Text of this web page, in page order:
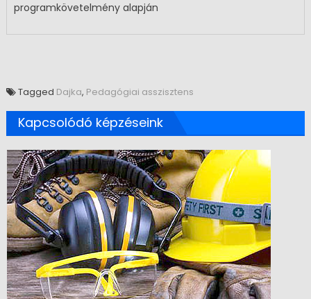
programkövetelmény alapján
Tagged Dajka, Pedagógiai asszisztens
Kapcsolódó képzéseink